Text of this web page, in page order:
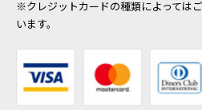
※クレジットカードの種類によっては
います。